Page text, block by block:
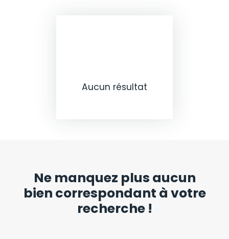
Aucun résultat
Ne manquez plus aucun
bien correspondant à votre
recherche !